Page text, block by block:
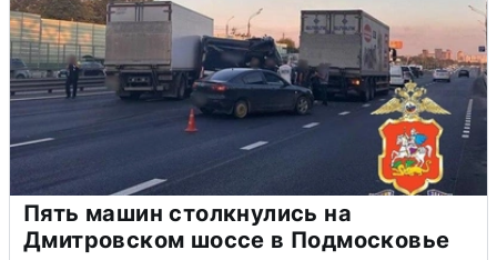
Пять машин столкнулись на
Дмитровском шоссе в Подмосковье